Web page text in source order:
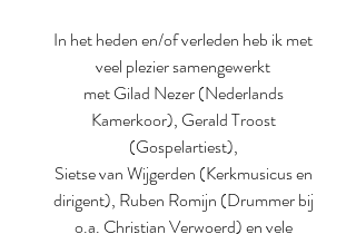
In het heden en/of verleden heb ik met
veel plezier samengewerkt
met Gilad Nezer (Nederlands
Kamerkoor), Gerald Troost
(Gospelartiest),
Sietse van Wijgerden (Kerkmusicus en
dirigent), Ruben Romijn (Drummer bij
o.a. Christian Verwoerd) en vele